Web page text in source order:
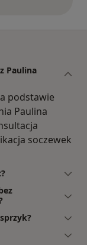
Paulina
podstawie
Paulina
soczewek